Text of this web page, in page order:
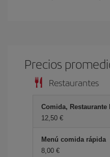
Precios
Restaurantes
Comida, Restaurante
12,50 €
Menú comida rápida
8,00 €